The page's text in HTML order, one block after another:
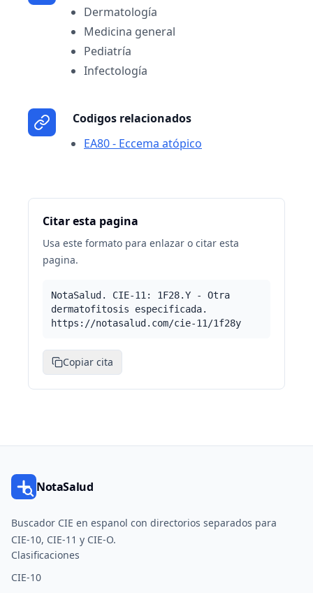
Dermatología
Medicina general
Pediatría
Infectología
Codigos relacionados
EA80 - Eccema atópico
Citar esta pagina
Usa este formato para enlazar o citar esta
pagina.
NotaSalud. CIE-11: 1F28.Y - Otra
dermatofitosis especificada.
https://notasalud.com/cie-11/1f28y
Copiar cita
NotaSalud
Buscador CIE en espanol con directorios separados para
CIE-10, CIE-11 y CIE-O.
Clasificaciones
CIE-10